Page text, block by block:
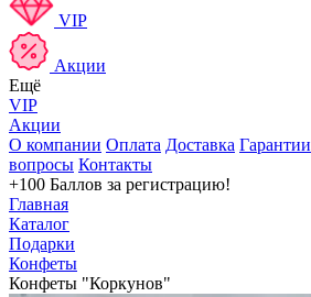
VIP
Акции
Ещё
VIP
Акции
О компании Оплата Доставка Гарантии
вопросы Контакты
+100 Баллов за регистрацию!
Главная
Каталог
Подарки
Конфеты
Конфеты "Коркунов"